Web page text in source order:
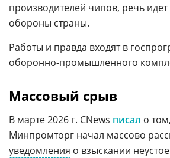
производителей чипов, речь
обороны страны.
Работы и правда входят в
оборонно-промышленного
Массовый срыв
В марте 2026 г. CNews писал о
Минпромторг начал массово
уведомления о взыскании